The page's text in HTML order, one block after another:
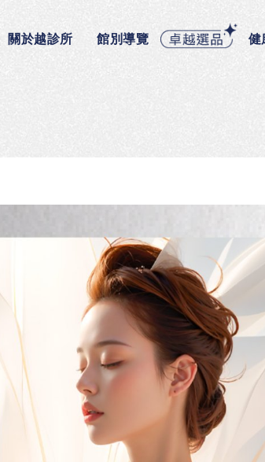
關於越診所 館別導覽 健